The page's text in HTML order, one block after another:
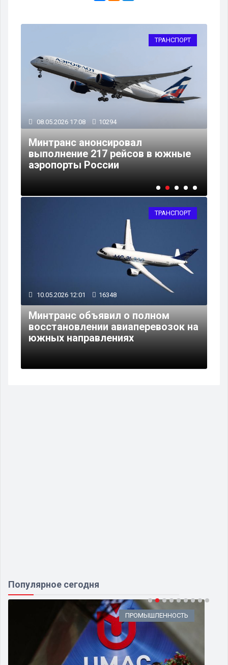
ТРАНСПОРТ
08.05.2026 17:08 10294
Минтранс анонсировал
выполнение 217 рейсов в южные
аэропорты России
ТРАНСПОРТ
10.05.2026 12:01 16348
Минтранс объявил о полном
восстановлении авиаперевозок на
южных направлениях
Популярное сегодня
ПРОМЫШЛЕННОСТЬ